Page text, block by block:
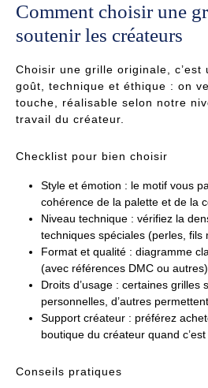
Comment choisir une
soutenir les créateurs
Choisir une grille originale, c’est
goût, technique et éthique : on
touche, réalisable selon notre
travail du créateur.
Checklist pour bien choisir
Style et émotion : le motif vous
cohérence de la palette et de la
Niveau technique : vérifiez la
techniques spéciales (perles, fils
Format et qualité : diagramme
(avec références DMC ou
Droits d’usage : certaines grilles
personnelles, d’autres
Support créateur : préférez
boutique du créateur quand
Conseils pratiques